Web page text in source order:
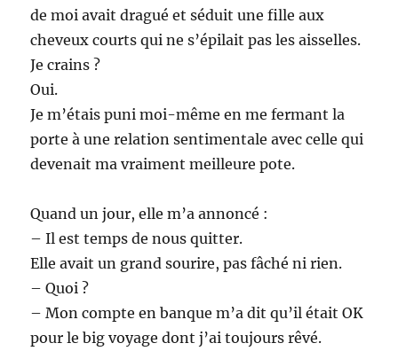
de moi avait dragué et séduit une fille aux
cheveux courts qui ne s’épilait pas les aisselles.
Je crains ?
Oui.
Je m’étais puni moi-même en me fermant la
porte à une relation sentimentale avec celle qui
devenait ma vraiment meilleure pote.
Quand un jour, elle m’a annoncé :
– Il est temps de nous quitter.
Elle avait un grand sourire, pas fâché ni rien.
– Quoi ?
– Mon compte en banque m’a dit qu’il était OK
pour le big voyage dont j’ai toujours rêvé.